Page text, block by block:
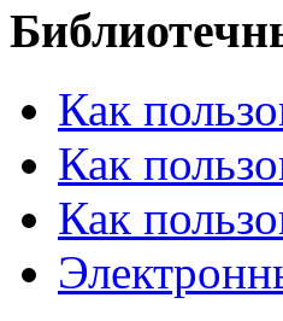
Как
Как
Как